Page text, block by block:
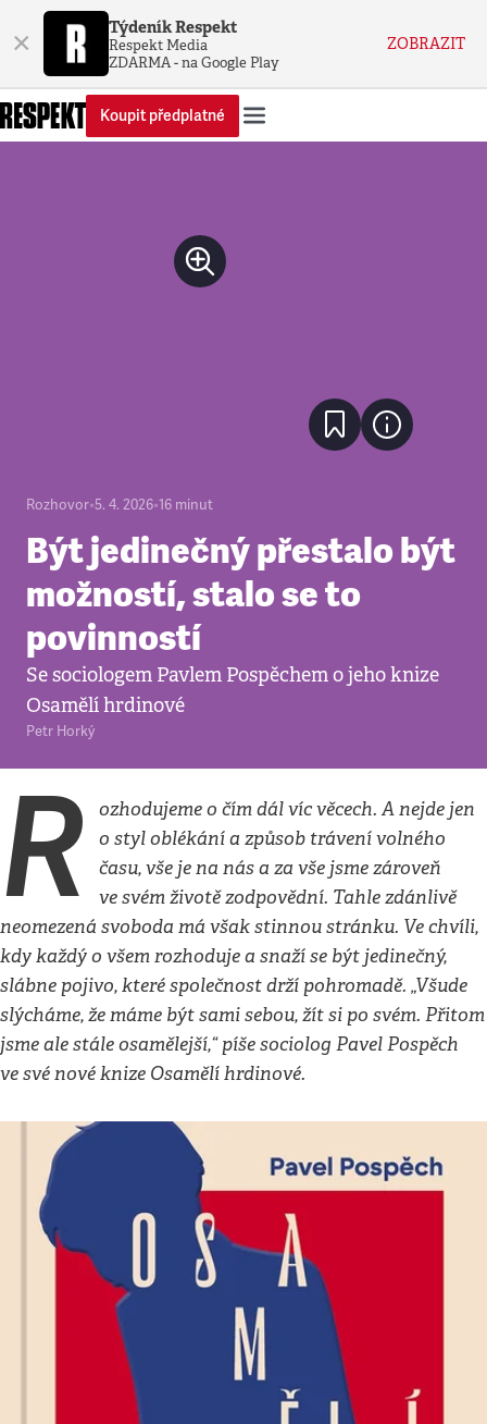
× Týdeník Respekt
Respekt Media
ZDARMA - na Google Play
ZOBRAZIT
Koupit předplatné
Rozhovor•5. 4. 2026•16 minut
Být jedinečný přestalo být
možností, stalo se to
povinností
Se sociologem Pavlem Pospěchem o jeho knize
Osamělí hrdinové
Petr Horký
R
ozhodujeme o čím dál víc věcech. A nejde jen
o styl oblékání a způsob trávení volného
času, vše je na nás a za vše jsme zároveň
ve svém životě zodpovědní. Tahle zdánlivě
neomezená svoboda má však stinnou stránku. Ve chvíli,
kdy každý o všem rozhoduje a snaží se být jedinečný,
slábne pojivo, které společnost drží pohromadě. „Všude
slýcháme, že máme být sami sebou, žít si po svém. Přitom
jsme ale stále osamělejší,“ píše sociolog Pavel Pospěch
ve své nové knize Osamělí hrdinové.